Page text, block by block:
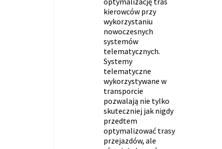
kierowców przy
wykorzystaniu
nowoczesnych
systemów
telematycznych.
Systemy
telematyczne
wykorzystywane w
transporcie
pozwalają nie tylko
skuteczniej jak nigdy
przedtem
optymalizować trasy
przejazdów, ale